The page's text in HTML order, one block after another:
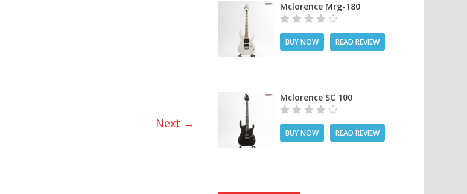
Next →
Mclorence Mrg-180
BUY NOW READ REVIEW
Mclorence SC 100
BUY NOW READ REVIEW